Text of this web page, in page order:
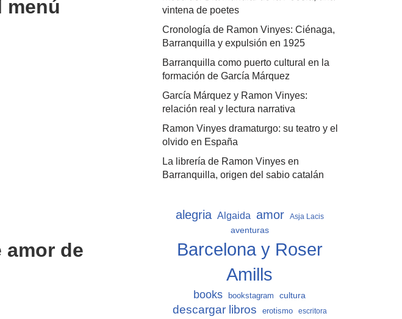
menú
amor de
vintena de poetes
Cronología de Ramon Vinyes: Ciénaga,
Barranquilla y expulsión en 1925
Barranquilla como puerto cultural en la
formación de García Márquez
García Márquez y Ramon Vinyes:
relación real y lectura narrativa
Ramon Vinyes dramaturgo: su teatro y el
olvido en España
La librería de Ramon Vinyes en
Barranquilla, origen del sabio catalán
alegria Algaida amor Asja Lacis
aventuras
Barcelona y Roser
Amills
books bookstagram cultura
descargar libros erotismo escritora